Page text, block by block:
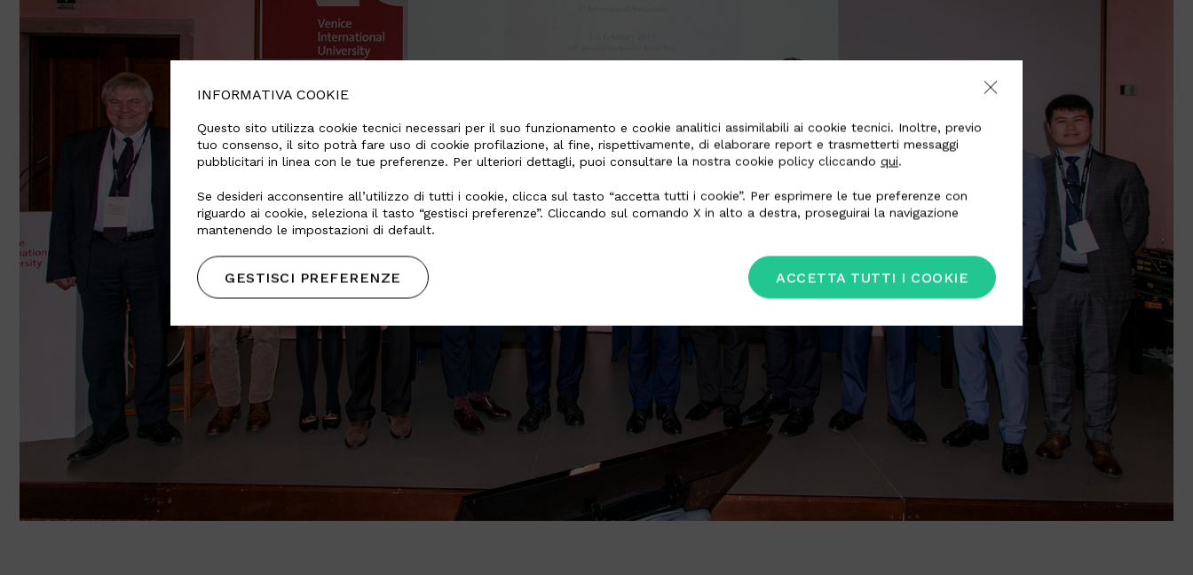
INFORMATIVA COOKIE
Questo sito utilizza cookie tecnici necessari per il suo funzionamento e cookie analitici assimilabili ai cookie tecnici. Inoltre, previo
tuo consenso, il sito potrà fare uso di cookie profilazione, al fine, rispettivamente, di elaborare report e trasmetterti messaggi
pubblicitari in linea con le tue preferenze. Per ulteriori dettagli, puoi consultare la nostra cookie policy cliccando qui.
Se desideri acconsentire all’utilizzo di tutti i cookie, clicca sul tasto “accetta tutti i cookie”. Per esprimere le tue preferenze con
riguardo ai cookie, seleziona il tasto “gestisci preferenze”. Cliccando sul comando X in alto a destra, proseguirai la navigazione
mantenendo le impostazioni di default.
ACCETTA TUTTI I COOKIE
GESTISCI PREFERENZE